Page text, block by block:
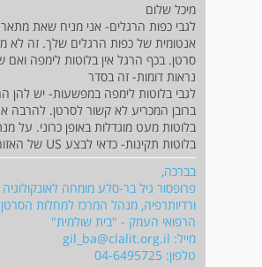
מיכל שלום
לגבי כפות הרגלים- אני מניח שאת
אנטומית של כפות הרגלים שלך. זה לא
סרטן. בכף הרגל אין בלוטות לימפה ואם
נראות דומות- זה בסדר
לגבי בלוטות לימפה במפשעות- יש להן
ברובן המכריע לא קשור לסרטן. להרבה
בלוטות מעט מוגדלות באופן כרוני. על
בלוטות תקינות- כדאי לבצע US של האזור
בברכה,
פרופסור גיל בר-סלע מומחה
ורדיותרפיה, מנהל המרכז למחלות
הרפואי העמק - "בית שולמית"
מייל: gil_ba@clalit.org.il
טלפון: 04-6495725